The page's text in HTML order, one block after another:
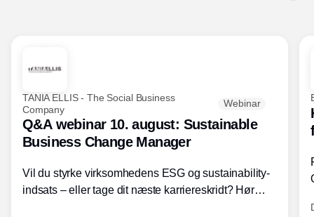
TANIA ELLIS - The Social Business
Company
Webinar
Q&A webinar 10. august: Sustainable
Business Change Manager
Vil du styrke virksomhedens ESG og sustainability-
indsats – eller tage dit næste karriereskridt? Hør